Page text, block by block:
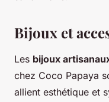
Bijoux et
Les bijoux
chez Coco Papaya
allient esthétique et